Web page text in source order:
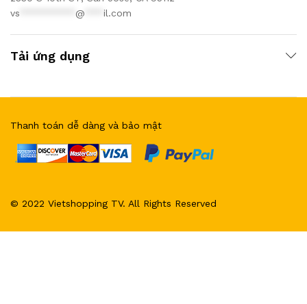
vs
@ il.com
Tải ứng dụng
© 2022 Vietshopping TV. All Rights Reserved
Thanh toán dễ dàng và bảo mật